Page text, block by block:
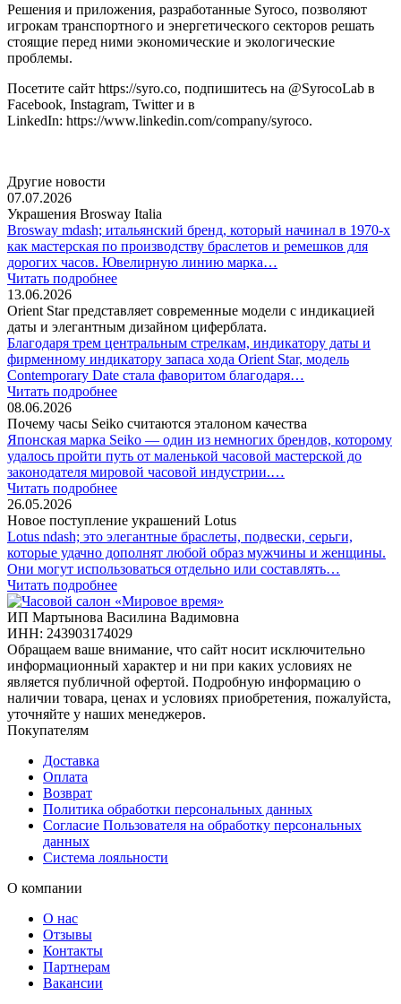
Решения и приложения, разработанные Syroco, позволяют
игрокам транспортного и энергетического секторов решать
стоящие перед ними экономические и экологические
проблемы.
Посетите сайт https://syro.co, подпишитесь на @SyrocoLab в
Facebook, Instagram, Twitter и в
LinkedIn: https://www.linkedin.com/company/syroco.
Другие новости
07.07.2026
Украшения Brosway Italia
Brosway mdash; итальянский бренд, который начинал в 1970-х
как мастерская по производству браслетов и ремешков для
дорогих часов. Ювелирную линию марка…
Читать подробнее
13.06.2026
Orient Star представляет современные модели с индикацией
даты и элегантным дизайном циферблата.
Благодаря трем центральным стрелкам, индикатору даты и
фирменному индикатору запаса хода Orient Star, модель
Contemporary Date стала фаворитом благодаря…
Читать подробнее
08.06.2026
Почему часы Seiko считаются эталоном качества
Японская марка Seiko — один из немногих брендов, которому
удалось пройти путь от маленькой часовой мастерской до
законодателя мировой часовой индустрии.…
Читать подробнее
26.05.2026
Новое поступление украшений Lotus
Lotus ndash; это элегантные браслеты, подвески, серьги,
которые удачно дополнят любой образ мужчины и женщины.
Они могут использоваться отдельно или составлять…
Читать подробнее
ИП Мартынова Василина Вадимовна
ИНН: 243903174029
Обращаем ваше внимание, что сайт носит исключительно
информационный характер и ни при каких условиях не
является публичной офертой. Подробную информацию о
наличии товара, ценах и условиях приобретения, пожалуйста,
уточняйте у наших менеджеров.
Покупателям
Доставка
Оплата
Возврат
Политика обработки персональных данных
Согласие Пользователя на обработку персональных
данных
Система лояльности
О компании
О нас
Отзывы
Контакты
Партнерам
Вакансии